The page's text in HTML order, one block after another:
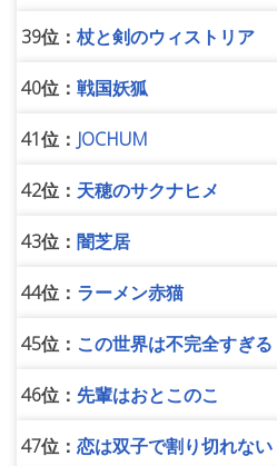
39位： 杖と剣のウィストリア
40位： 戦国妖狐
41位： JOCHUM
42位： 天穂のサクナヒメ
43位： 闇芝居
44位： ラーメン赤猫
45位： この世界は不完全すぎる
46位： 先輩はおとこのこ
47位： 恋は双子で割り切れない